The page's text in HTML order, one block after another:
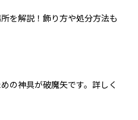
を解説！飾り方や処分方法も
の神具が破魔矢です。詳しく